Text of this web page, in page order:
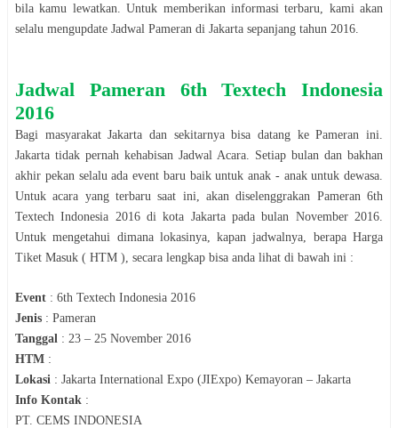
bila kamu lewatkan. Untuk memberikan informasi terbaru, kami akan
selalu mengupdate Jadwal Pameran di Jakarta sepanjang tahun 2016
Jadwal Pameran
6th Textech Indonesia
2016
Bagi masyarakatJakarta dan sekitarnya bisa datang kePameran ini.
Jakarta tidak pernah kehabisan Jadwal Acara. Setiap bulan dan bakhan
akhir pekan selalu ada event baru baik untuk anak - anak untuk dewasa.
Untuk acara yang terbaru saat ini, akan diselenggrakan Pameran 6th
Textech Indonesia 2016di kota Jakartapada bulan November 2016
Untuk mengetahui dimana lokasinya, kapan jadwalnya, berapa Harga
Tiket Masuk ( HTM ), secara lengkap bisa anda lihat di bawah ini :
Event : 6th Textech Indonesia 2016
Jenis : Pameran
Tanggal : 23 – 25 November 2016
HTM :
Lokasi : Jakarta International Expo (JIExpo) Kemayoran – Jakarta
Info Kontak :
PT. CEMS INDONESIA